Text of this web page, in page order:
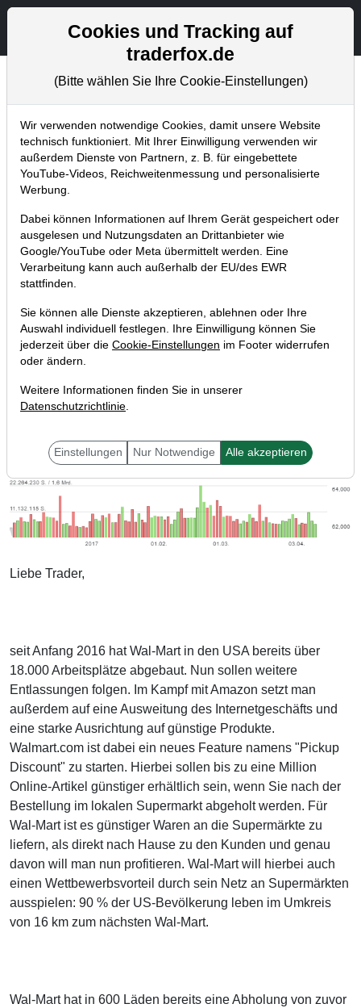
Aktien- und Artikelsuche
Chartanalysen
Home Blog Chartanalysen
Wal-Mart zieht im Kampf
gegen Amazon alle Register
12.04.2017 um 19:03 Uhr | TraderFox GmbH
Liebe Trader,
seit Anfang 2016 hat Wal-Mart in den USA bereits über
18.000 Arbeitsplätze abgebaut. Nun sollen weitere
Entlassungen folgen. Im Kampf mit Amazon setzt man
außerdem auf eine Ausweitung des Internetgeschäfts und
eine starke Ausrichtung auf günstige Produkte.
Walmart.com ist dabei ein neues Feature namens "Pickup
Discount" zu starten. Hierbei sollen bis zu eine Million
Online-Artikel günstiger erhältlich sein, wenn Sie nach der
Bestellung im lokalen Supermarkt abgeholt werden. Für
Wal-Mart ist es günstiger Waren an die Supermärkte zu
liefern, als direkt nach Hause zu den Kunden und genau
davon will man nun profitieren. Wal-Mart will hierbei auch
einen Wettbewerbsvorteil durch sein Netz an Supermärkten
ausspielen: 90 % der US-Bevölkerung leben im Umkreis
von 16 km zum nächsten Wal-Mart.
Wal-Mart hat in 600 Läden bereits eine Abholung von zuvor
Cookies und Tracking auf
traderfox.de
(Bitte wählen Sie Ihre Cookie-Einstellungen)
Wir verwenden notwendige Cookies, damit unsere Website
technisch funktioniert. Mit Ihrer Einwilligung verwenden wir
außerdem Dienste von Partnern, z. B. für eingebettete
YouTube-Videos, Reichweitenmessung und personalisierte
Werbung.
Dabei können Informationen auf Ihrem Gerät gespeichert oder
ausgelesen und Nutzungsdaten an Drittanbieter wie
Google/YouTube oder Meta übermittelt werden. Eine
Verarbeitung kann auch außerhalb der EU/des EWR
stattfinden.
Sie können alle Dienste akzeptieren, ablehnen oder Ihre
Auswahl individuell festlegen. Ihre Einwilligung können Sie
jederzeit über die Cookie-Einstellungen im Footer widerrufen
oder ändern.
Weitere Informationen finden Sie in unserer
Datenschutzrichtlinie.
Einstellungen Nur Notwendige Alle akzeptieren